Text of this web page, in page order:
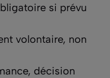
si prévu
volontaire, non
décision